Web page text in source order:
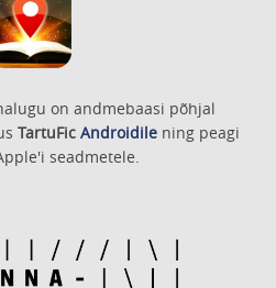
on andmebaasi põhjal
TartuFic Androidile ning peagi
seadmetele.